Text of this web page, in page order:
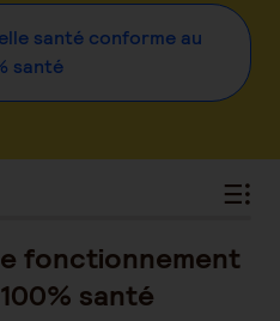
santé conforme au
santé
fonctionnement
santé